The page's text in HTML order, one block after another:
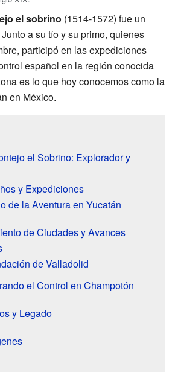
el sobrino (1514-1572) fue un
a su tío y su primo, quienes
participó en las expediciones
español en la región conocida
es lo que hoy conocemos como la
en México.
el Sobrino: Explorador y
y Expediciones
de la Aventura en Yucatán
de Ciudades y Avances
de Valladolid
el Control en Champotón
y Legado